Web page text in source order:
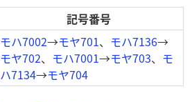
記号番号
モハ7002→モヤ701、 モハ7136→
モヤ702、 モハ7001→モヤ703、 モ
ハ7134→モヤ704